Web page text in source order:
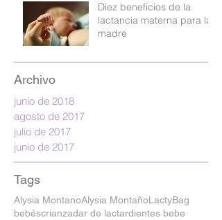
Diez beneficios de la
lactancia materna para la
madre
Archivo
junio de 2018
agosto de 2017
julio de 2017
junio de 2017
Tags
Alysia MontanoAlysia MontañoLactyBag
bebéscrianzadar de lactardientes bebe